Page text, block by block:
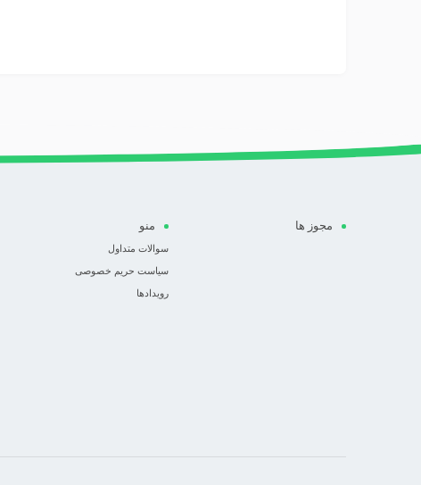
مجوز ها منو
سوالات متداول
سیاست حریم خصوصی
رویدادها